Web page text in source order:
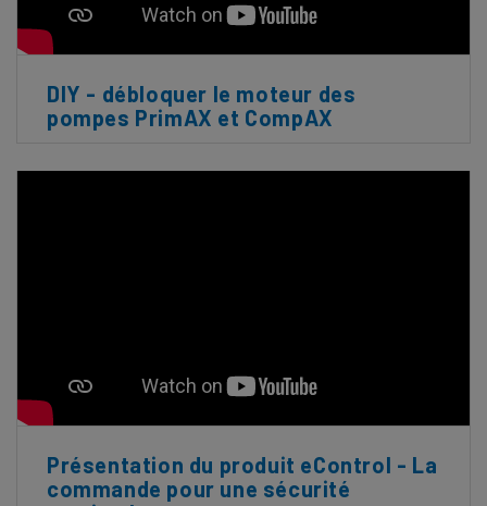
DIY - débloquer le moteur des
pompes PrimAX et CompAX
Présentation du produit eControl - La
commande pour une sécurité